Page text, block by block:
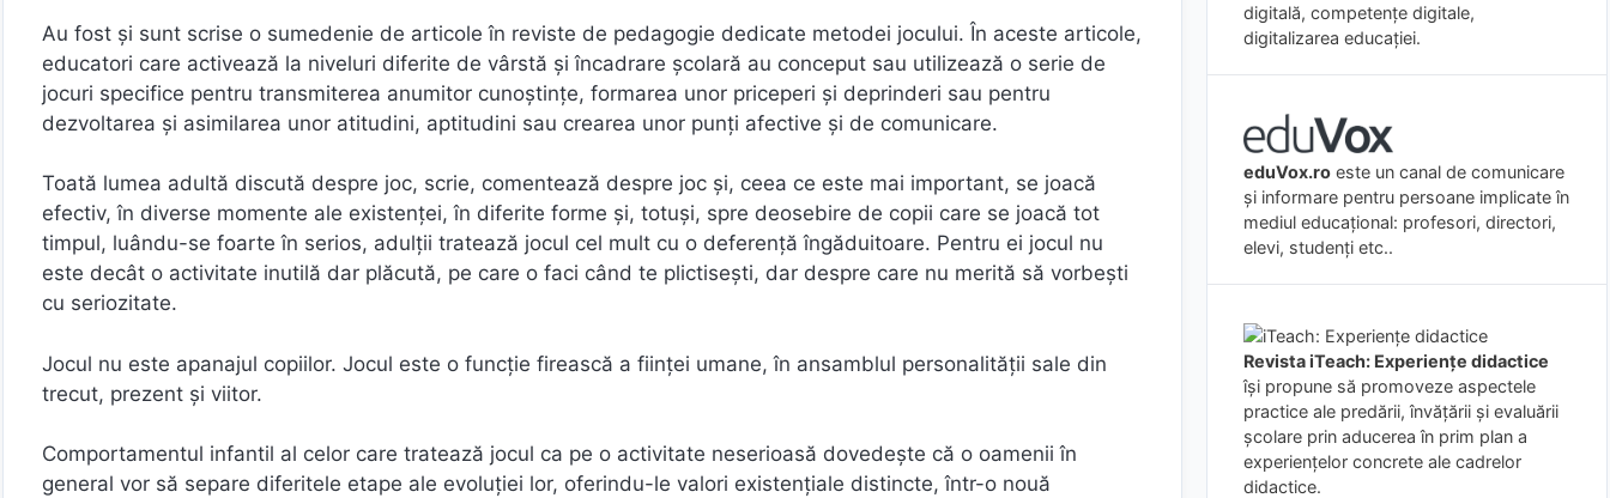
Au fost şi sunt scrise o sumedenie de articole în reviste de pedagogie dedicate metodei jocului. În aceste articole,
educatori care activează la niveluri diferite de vârstă şi încadrare şcolară au conceput sau utilizează o serie de
jocuri specifice pentru transmiterea anumitor cunoştinţe, formarea unor priceperi şi deprinderi sau pentru
dezvoltarea şi asimilarea unor atitudini, aptitudini sau crearea unor punţi afective şi de comunicare.
Toată lumea adultă discută despre joc, scrie, comentează despre joc şi, ceea ce este mai important, se joacă
efectiv, în diverse momente ale existenţei, în diferite forme şi, totuşi, spre deosebire de copii care se joacă tot
timpul, luându-se foarte în serios, adulţii tratează jocul cel mult cu o deferenţă îngăduitoare. Pentru ei jocul nu
este decât o activitate inutilă dar plăcută, pe care o faci când te plictiseşti, dar despre care nu merită să vorbeşti
cu seriozitate.
Jocul nu este apanajul copiilor. Jocul este o funcţie firească a fiinţei umane, în ansamblul personalităţii sale din
trecut, prezent şi viitor.
Comportamentul infantil al celor care tratează jocul ca pe o activitate neserioasă dovedeşte că o oamenii în
general vor să separe diferitele etape ale evoluţiei lor, oferindu-le valori existenţiale distincte, într-o nouă
digitală, competențe digitale,
digitalizarea educației.
eduVox.ro este un canal de comunicare
și informare pentru persoane implicate în
mediul educațional: profesori, directori,
elevi, studenți etc..
Revista iTeach: Experienţe didactice
îşi propune să promoveze aspectele
practice ale predării, învăţării şi evaluării
şcolare prin aducerea în prim plan a
experienţelor concrete ale cadrelor
didactice.